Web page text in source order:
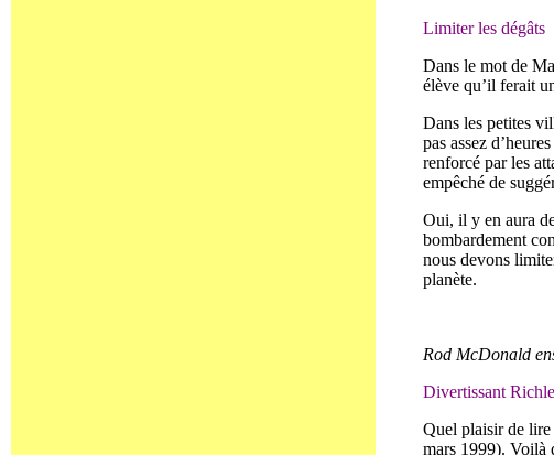
Limiter les dégâts
Dans le mot de
élève qu’il ferait
Dans les petites
pas assez
renforcé par les
empêché de
Oui, il y en aura
bombardement
nous devons
planète.
Rod McDonald
Divertissant
Quel plaisir de lire
mars 1999). Voilà